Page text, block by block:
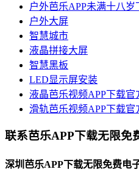
户外芭乐APP未满十八岁
户外大屏
智慧城市
液晶拼接大屏
智慧黑板
LED显示屏安装
液晶芭乐视频APP下载官
滑轨芭乐视频APP下载官
联系芭乐APP下载无限免
深圳芭乐APP下载无限免费电